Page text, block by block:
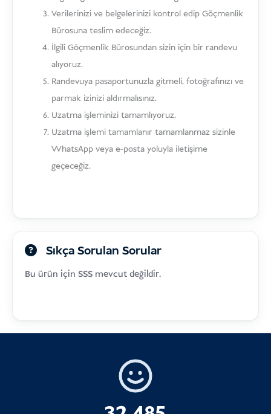
Verilerinizi ve belgelerinizi kontrol edip Göçmenlik
Bürosuna teslim edeceğiz.
İlgili Göçmenlik Bürosundan sizin için bir randevu
alıyoruz.
Randevuya pasaportunuzla gitmeli, fotoğrafınızı ve
parmak izinizi aldırmalısınız.
Uzatma işleminizi tamamlıyoruz.
Uzatma işlemi tamamlanır tamamlanmaz sizinle
WhatsApp veya e-posta yoluyla iletişime
geçeceğiz.
Sıkça Sorulan Sorular
Bu ürün için SSS mevcut değildir.